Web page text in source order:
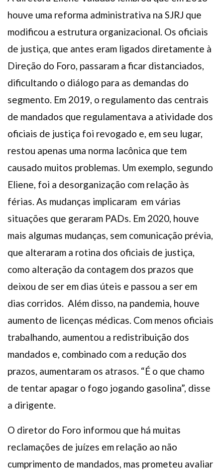
houve uma reforma administrativa na SJRJ que
modificou a estrutura organizacional. Os oficiais
de justiça, que antes eram ligados diretamente à
Direção do Foro, passaram a ficar distanciados,
dificultando o diálogo para as demandas do
segmento. Em 2019, o regulamento das centrais
de mandados que regulamentava a atividade dos
oficiais de justiça foi revogado e, em seu lugar,
restou apenas uma norma lacônica que tem
causado muitos problemas. Um exemplo, segundo
Eliene, foi a desorganização com relação às
férias. As mudanças implicaram em várias
situações que geraram PADs. Em 2020, houve
mais algumas mudanças, sem comunicação prévia,
que alteraram a rotina dos oficiais de justiça,
como alteração da contagem dos prazos que
deixou de ser em dias úteis e passou a ser em
dias corridos. Além disso, na pandemia, houve
aumento de licenças médicas. Com menos oficiais
trabalhando, aumentou a redistribuição dos
mandados e, combinado com a redução dos
prazos, aumentaram os atrasos. “É o que chamo
de tentar apagar o fogo jogando gasolina”, disse
a dirigente.
O diretor do Foro informou que há muitas
reclamações de juízes em relação ao não
cumprimento de mandados, mas prometeu avaliar